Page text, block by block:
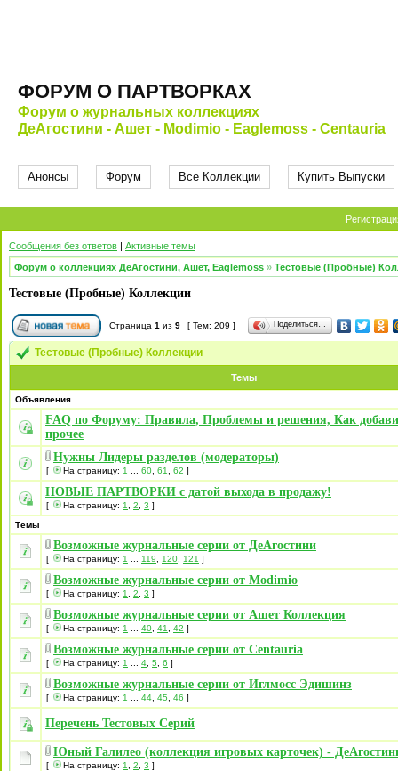
ФОРУМ О ПАРТВОРКАХ
Форум о журнальных коллекциях
ДеАгостини - Ашет - Modimio - Eaglemoss - Centauria
Анонсы Форум Все Коллекции Купить Выпуски
Сообщения без ответов | Активные темы
Форум о коллекциях ДеАгостини, Ашет, Eaglemoss » Тестовые (Пробные)
Тестовые (Пробные) Коллекции
Страница 1 из 9 [ Тем: 209 ] Поделиться…
Тестовые (Пробные) Коллекции
Темы
Объявления
FAQ по Форуму: Правила, Проблемы и решения, Как
прочее
Нужны Лидеры разделов (модераторы)
[ На страницу: 1 60 61 62 ]
НОВЫЕ ПАРТВОРКИ с датой выхода в продажу!
[ На страницу: 1 2 3 ]
Темы
Возможные журнальные серии от ДеАгостини
[ На страницу: 1 119 120 121 ]
Возможные журнальные серии от Modimio
[ На страницу: 1 2 3 ]
Возможные журнальные серии от Ашет Коллекция
[ На страницу: 1 40 41 42 ]
Возможные журнальные серии от Centauria
[ На страницу: 1 4 5 6 ]
Возможные журнальные серии от Иглмосс Эдишинз
[ На страницу: 1 44 45 46 ]
Перечень Тестовых Серий
Юный Галилео (коллекция игровых карточек) -
[ На страницу: 1 2 3 ]